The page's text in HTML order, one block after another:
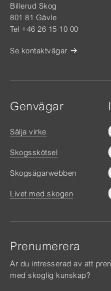
Billerud Skog
801 81 Gävle
Tel +46 26 15 10 00
Se kontaktvägar
Genvägar
Sälja virke
Skogsskötsel
Skogsägarwebben
Livet med skogen
Prenumerera
Är du intresserad av att
med skoglig kunskap?